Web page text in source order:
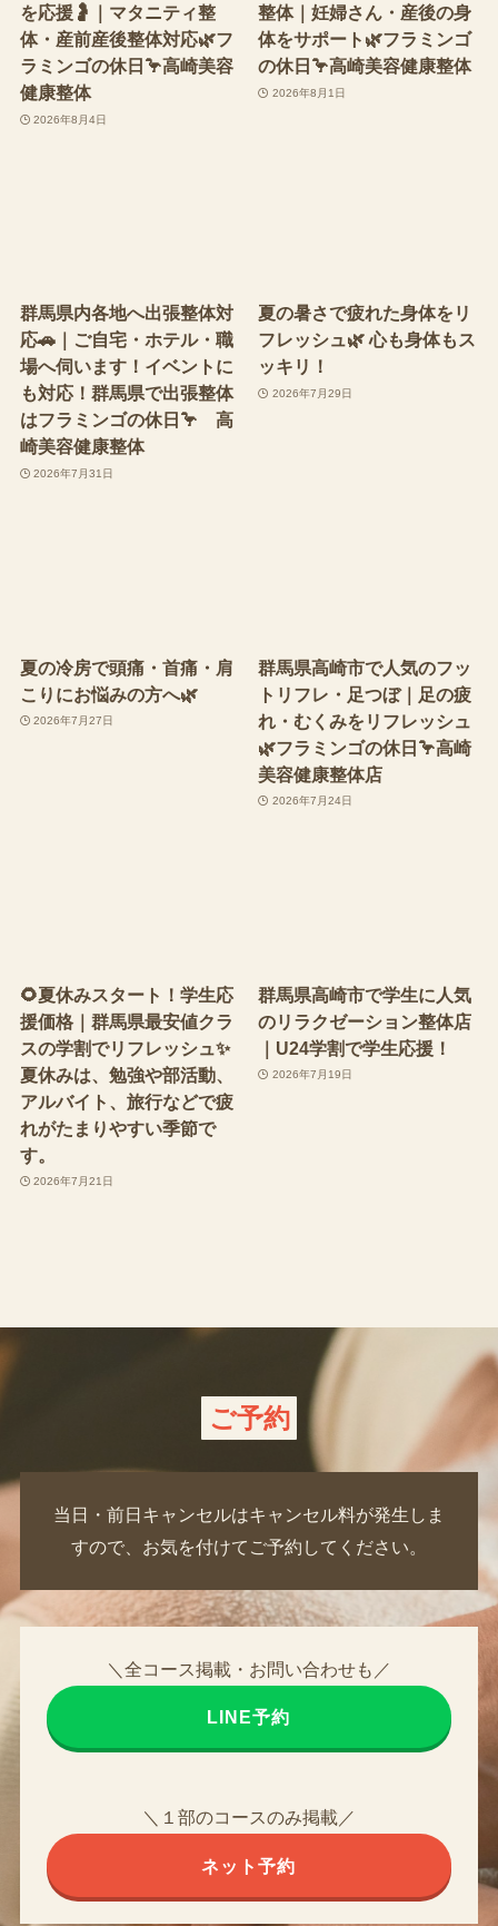
を応援🤰｜マタニティ整
体・産前産後整体対応🌿フ
ラミンゴの休日🦩高崎美容
健康整体
2026年8月4日
整体｜妊婦さん・産後の身
体をサポート🌿フラミンゴ
の休日🦩高崎美容健康整体
2026年8月1日
群馬県内各地へ出張整体対
応🚗｜ご自宅・ホテル・職
場へ伺います！イベントに
も対応！群馬県で出張整体
はフラミンゴの休日🦩 高
崎美容健康整体
2026年7月31日
夏の暑さで疲れた身体をリ
フレッシュ🌿 心も身体もス
ッキリ！
2026年7月29日
夏の冷房で頭痛・首痛・肩
こりにお悩みの方へ🌿
2026年7月27日
群馬県高崎市で人気のフッ
トリフレ・足つぼ｜足の疲
れ・むくみをリフレッシュ
🌿フラミンゴの休日🦩高崎
美容健康整体店
2026年7月24日
🌻夏休みスタート！学生応
援価格｜群馬県最安値クラ
スの学割でリフレッシュ✨
夏休みは、勉強や部活動、
アルバイト、旅行などで疲
れがたまりやすい季節で
す。
2026年7月21日
群馬県高崎市で学生に人気
のリラクゼーション整体店
｜U24学割で学生応援！
2026年7月19日
ご予約
当日・前日キャンセルはキャンセル料が発生しま
すので、お気を付けてご予約してください。
＼全コース掲載・お問い合わせも／
LINE予約
＼１部のコースのみ掲載／
ネット予約